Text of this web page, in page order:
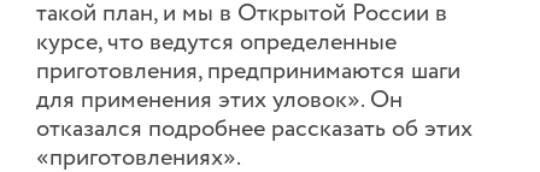
такой план, и мы в Открытой России в
курсе, что ведутся определенные
приготовления, предпринимаются шаги
для применения этих уловок». Он
отказался подробнее рассказать об этих
«приготовлениях».